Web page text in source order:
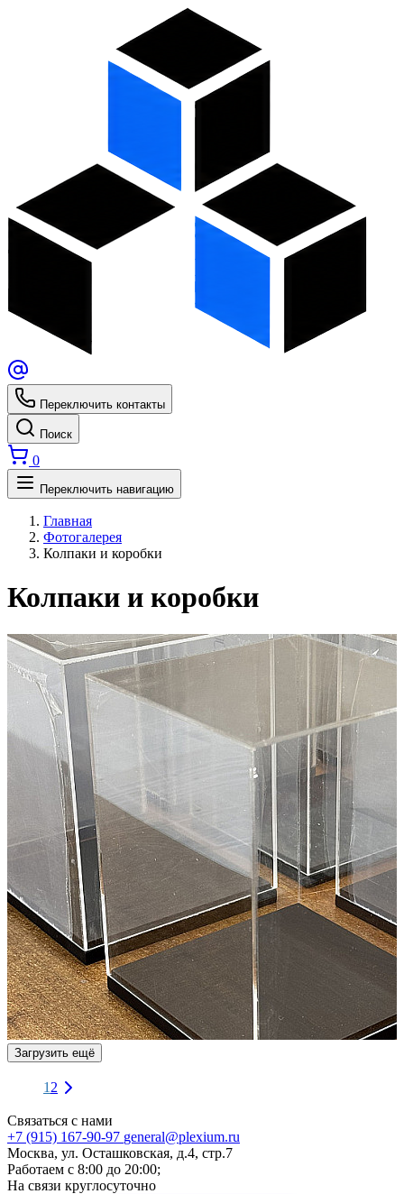
Переключить контакты
Поиск
0
Переключить навигацию
Главная
Фотогалерея
Колпаки и коробки
Колпаки и коробки
Загрузить ещё
1 2
Связаться с нами
+7 (915) 167-90-97 general@plexium.ru
Москва, ул. Осташковская, д.4, стр.7
Работаем с 8:00 до 20:00;
На связи круглосуточно